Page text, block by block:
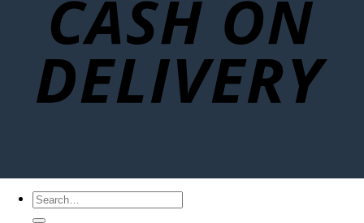
Search